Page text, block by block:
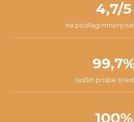
4,7/5
na podlagi mnenj
rastlin prispe
100%